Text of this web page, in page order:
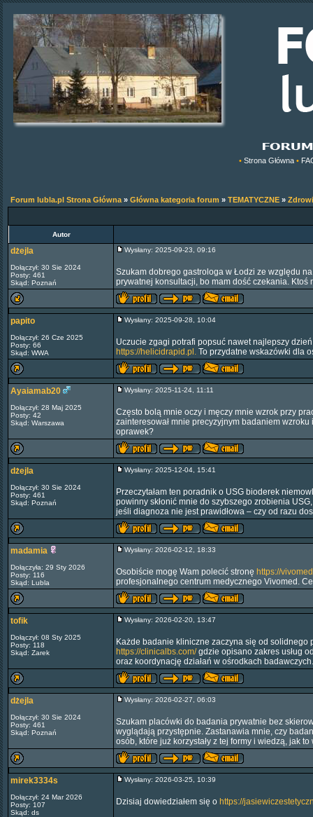
• Strona Główna •
Forum lubla.pl Strona Główna » Główna kategoria forum » TEMATYCZNE »
Autor
dżejla
Dołączył: 30 Sie 2024
Posty: 461
Skąd: Poznań
Wysłany: 2025-09-23, 09:16
Szukam dobrego gastrologa w Łodzi ze względu
prywatnej konsultacji, bo mam dość czekania.
papito
Dołączył: 26 Cze 2025
Posty: 66
Skąd: WWA
Wysłany: 2025-09-28, 10:04
Uczucie zgagi potrafi popsuć nawet najlepszy
https://helicidrapid.pl. To przydatne wskazówki dla
Ayaiamab20
Dołączył: 28 Maj 2025
Posty: 42
Skąd: Warszawa
Wysłany: 2025-11-24, 11:11
Często bolą mnie oczy i męczy mnie wzrok przy
zainteresował mnie precyzyjnym badaniem
oprawek?
dżejla
Dołączył: 30 Sie 2024
Posty: 461
Skąd: Poznań
Wysłany: 2025-12-04, 15:41
Przeczytałam ten poradnik o USG bioderek
powinny skłonić mnie do szybszego zrobienia
jeśli diagnoza nie jest prawidłowa – czy od razu
madamia
Dołączyła: 29 Sty 2026
Posty: 116
Skąd: Lubla
Wysłany: 2026-02-12, 18:33
Osobiście mogę Wam polecić stronę https://
profesjonalnego centrum medycznego Vivomed.
tofik
Dołączył: 08 Sty 2025
Posty: 118
Skąd: Zarek
Wysłany: 2026-02-20, 13:47
Każde badanie kliniczne zaczyna się od solidnego
https://clinicalbs.com/gdzie opisano zakres usług
oraz koordynację działań w ośrodkach
dżejla
Dołączył: 30 Sie 2024
Posty: 461
Skąd: Poznań
Wysłany: 2026-02-27, 06:03
Szukam placówki do badania prywatnie bez
wyglądają przystępnie. Zastanawia mnie, czy
osób, które już korzystały z tej formy i wiedzą, jak
mirek3334s
Dołączył: 24 Mar 2026
Posty: 107
Skąd: ds
Wysłany: 2026-03-25, 10:39
Dzisiaj dowiedziałem się o https://